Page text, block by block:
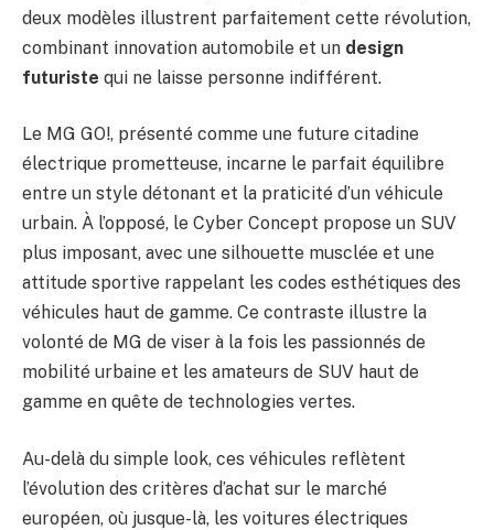
deux modèles illustrent parfaitement cette révolution,
combinant innovation automobile et un design
futuriste qui ne laisse personne indifférent.
Le MG GO!, présenté comme une future citadine
électrique prometteuse, incarne le parfait équilibre
entre un style détonant et la praticité d’un véhicule
urbain. À l’opposé, le Cyber Concept propose un SUV
plus imposant, avec une silhouette musclée et une
attitude sportive rappelant les codes esthétiques des
véhicules haut de gamme. Ce contraste illustre la
volonté de MG de viser à la fois les passionnés de
mobilité urbaine et les amateurs de SUV haut de
gamme en quête de technologies vertes.
Au-delà du simple look, ces véhicules reflètent
l’évolution des critères d’achat sur le marché
européen, où jusque-là, les voitures électriques